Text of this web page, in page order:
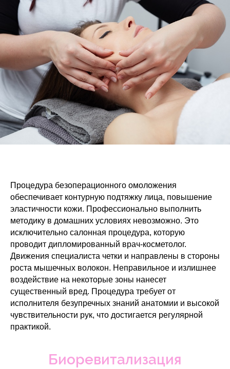
Процедура безоперационного омоложения
обеспечивает контурную подтяжку лица, повышение
эластичности кожи. Профессионально выполнить
методику в домашних условиях невозможно. Это
исключительно салонная процедура, которую
проводит дипломированный врач-косметолог.
Движения специалиста четки и направлены в стороны
роста мышечных волокон. Неправильное и излишнее
воздействие на некоторые зоны нанесет
существенный вред. Процедура требует от
исполнителя безупречных знаний анатомии и высокой
чувствительности рук, что достигается регулярной
практикой.
Биоревитализация